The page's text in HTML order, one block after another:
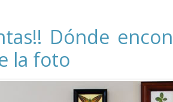
Dónde
la foto